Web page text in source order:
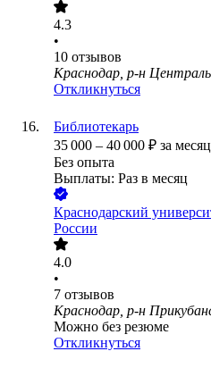
4.3
•
10 отзывов
Краснодар, р-н
Откликнуться
Библиотекарь
35 000 – 40 000 ₽ за
Без опыта
Выплаты: Раз в месяц
Краснодарский
России
4.0
•
7 отзывов
Краснодар, р-н
Можно без резюме
Откликнуться